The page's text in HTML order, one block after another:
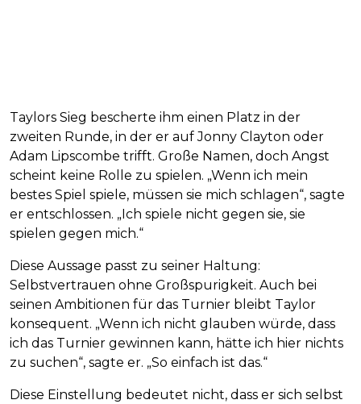
Taylors Sieg bescherte ihm einen Platz in der
zweiten Runde, in der er auf Jonny Clayton oder
Adam Lipscombe trifft. Große Namen, doch Angst
scheint keine Rolle zu spielen. „Wenn ich mein
bestes Spiel spiele, müssen sie mich schlagen“, sagte
er entschlossen. „Ich spiele nicht gegen sie, sie
spielen gegen mich.“
Diese Aussage passt zu seiner Haltung:
Selbstvertrauen ohne Großspurigkeit. Auch bei
seinen Ambitionen für das Turnier bleibt Taylor
konsequent. „Wenn ich nicht glauben würde, dass
ich das Turnier gewinnen kann, hätte ich hier nichts
zu suchen“, sagte er. „So einfach ist das.“
Diese Einstellung bedeutet nicht, dass er sich selbst